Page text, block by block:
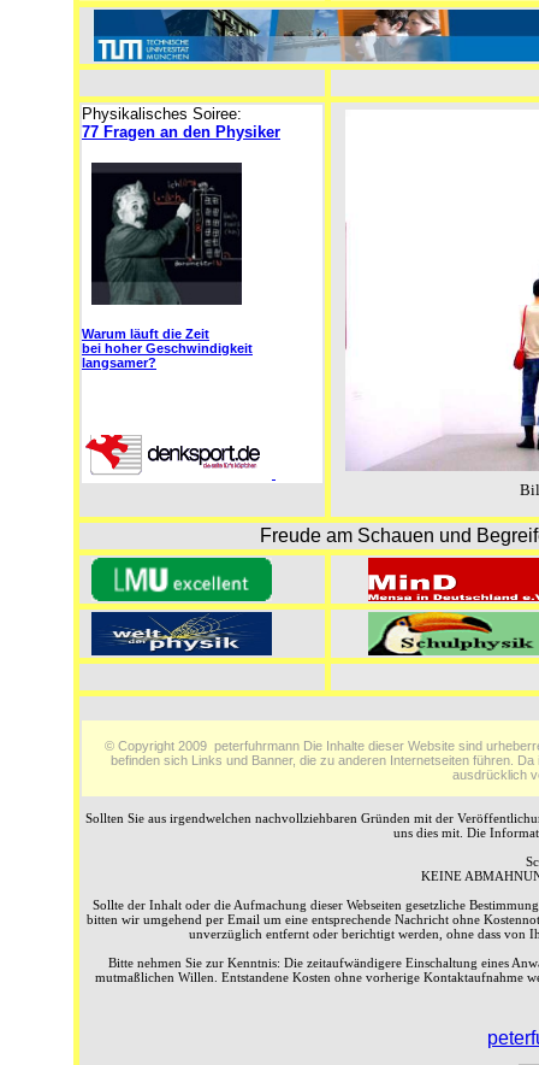
Physikalisches Soiree:
77 Fragen an den Physiker
Warum läuft die Zeit
bei hoher Geschwindigkeit
langsamer?
Freude am Schauen und
© Copyright 2009 peterfuhrmann Die Inhalte dieser Website sind
befinden sich Links und Banner, die zu anderen Internetseiten führen.
ausdrücklich
Sollten Sie aus irgendwelchen nachvollziehbaren Gründen mit der
uns dies mit. Die
KEINE
Sollte der Inhalt oder die Aufmachung dieser Webseiten gesetzliche
bitten wir umgehend per Email um eine entsprechende Nachricht ohne
unverzüglich entfernt oder berichtigt werden, ohne dass von
Bitte nehmen Sie zur Kenntnis: Die zeitaufwändigere Einschaltung eines
mutmaßlichen Willen. Entstandene Kosten ohne vorherige Kontaktaufnahme